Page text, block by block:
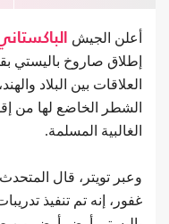
أعلن الجيش
إطلاق صاروخ باليستي
العلاقات بين البلاد
الشطر الخاضع لها من
الغالبية المسلمة.
وعبر تويتر، قال
غفور، إنه تم تنفيذ